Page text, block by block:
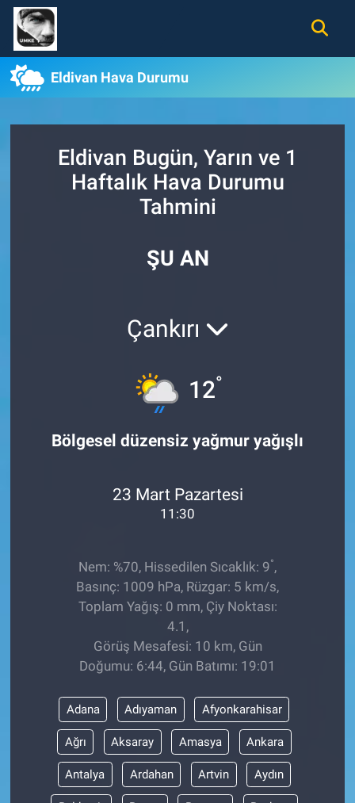
Eldivan Hava Durumu
Eldivan Bugün, Yarın ve 1
Haftalık Hava Durumu
Tahmini
ŞU AN
Çankırı
12°
Bölgesel düzensiz yağmur yağışlı
23 Mart Pazartesi
11:30
Nem: %70, Hissedilen Sıcaklık: 9°,
Basınç: 1009 hPa, Rüzgar: 5 km/s,
Toplam Yağış: 0 mm, Çiy Noktası:
4.1,
Görüş Mesafesi: 10 km, Gün
Doğumu: 6:44, Gün Batımı: 19:01
Adana Adıyaman Afyonkarahisar
Ağrı Aksaray Amasya Ankara
Antalya Ardahan Artvin Aydın
Gündem
Ekonomi
Magazin
Nöbetçi Eczaneler
Hava Durumu
Trafik Durumu